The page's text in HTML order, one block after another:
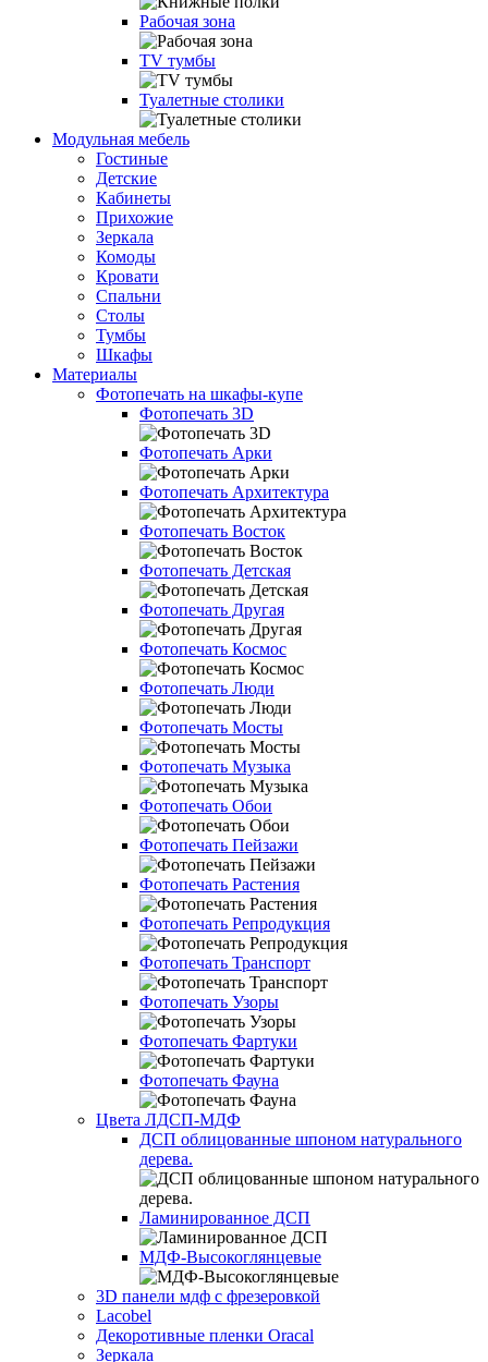
Рабочая зона
TV тумбы
Туалетные столики
Модульная мебель
Гостиные
Детские
Кабинеты
Прихожие
Зеркала
Комоды
Кровати
Спальни
Столы
Тумбы
Шкафы
Материалы
Фотопечать на шкафы-купе
Фотопечать 3D
Фотопечать Арки
Фотопечать Архитектура
Фотопечать Восток
Фотопечать Детская
Фотопечать Другая
Фотопечать Космос
Фотопечать Люди
Фотопечать Мосты
Фотопечать Музыка
Фотопечать Обои
Фотопечать Пейзажи
Фотопечать Растения
Фотопечать Репродукция
Фотопечать Транспорт
Фотопечать Узоры
Фотопечать Фартуки
Фотопечать Фауна
Цвета ЛДСП-МДФ
ДСП облицованные шпоном натурального
дерева.
Ламинированное ДСП
МДФ-Высокоглянцевые
3D панели мдф с фрезеровкой
Lacobel
Декоротивные пленки Oracal
Зеркала